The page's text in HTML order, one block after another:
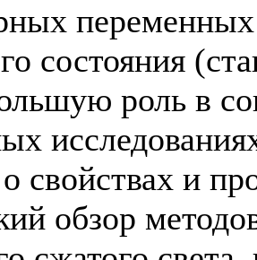
состояния
роль в
свойствах и
обзор